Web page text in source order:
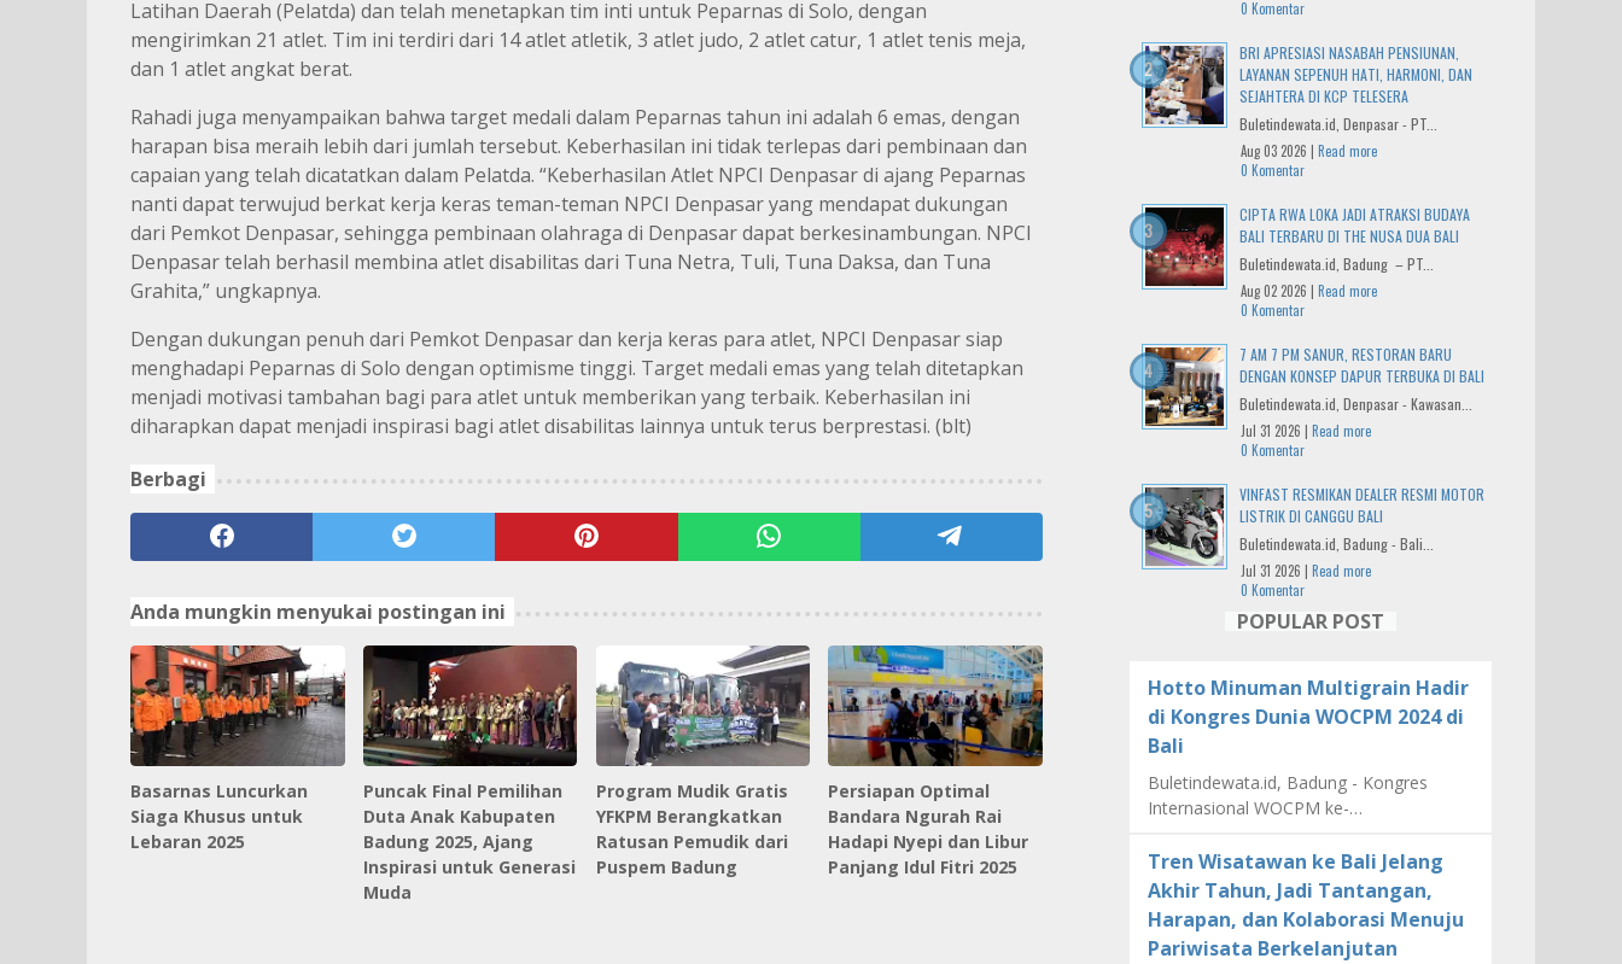
Latihan Daerah (Pelatda) dan telah menetapkan tim inti untuk Peparnas di Solo, dengan
mengirimkan 21 atlet. Tim ini terdiri dari 14 atlet atletik, 3 atlet judo, 2 atlet catur, 1 atlet tenis meja,
dan 1 atlet angkat berat.
Rahadi juga menyampaikan bahwa target medali dalam Peparnas tahun ini adalah 6 emas, dengan
harapan bisa meraih lebih dari jumlah tersebut. Keberhasilan ini tidak terlepas dari pembinaan dan
capaian yang telah dicatatkan dalam Pelatda. “Keberhasilan Atlet NPCI Denpasar di ajang Peparnas
nanti dapat terwujud berkat kerja keras teman-teman NPCI Denpasar yang mendapat dukungan
dari Pemkot Denpasar, sehingga pembinaan olahraga di Denpasar dapat berkesinambungan. NPCI
Denpasar telah berhasil membina atlet disabilitas dari Tuna Netra, Tuli, Tuna Daksa, dan Tuna
Grahita,” ungkapnya.
Dengan dukungan penuh dari Pemkot Denpasar dan kerja keras para atlet, NPCI Denpasar siap
menghadapi Peparnas di Solo dengan optimisme tinggi. Target medali emas yang telah ditetapkan
menjadi motivasi tambahan bagi para atlet untuk memberikan yang terbaik. Keberhasilan ini
diharapkan dapat menjadi inspirasi bagi atlet disabilitas lainnya untuk terus berprestasi. (blt)
Berbagi
Anda mungkin menyukai postingan ini
Basarnas Luncurkan
Siaga Khusus untuk
Lebaran 2025
Puncak Final Pemilihan
Duta Anak Kabupaten
Badung 2025, Ajang
Inspirasi untuk Generasi
Muda
Program Mudik Gratis
YFKPM Berangkatkan
Ratusan Pemudik dari
Puspem Badung
Persiapan Optimal
Bandara Ngurah Rai
Hadapi Nyepi dan Libur
Panjang Idul Fitri 2025
0 Komentar
BRI APRESIASI NASABAH PENSIUNAN,
LAYANAN SEPENUH HATI, HARMONI, DAN
SEJAHTERA DI KCP TELESERA
Buletindewata.id, Denpasar - PT...
Aug 03 2026 | Read more
0 Komentar
CIPTA RWA LOKA JADI ATRAKSI BUDAYA
BALI TERBARU DI THE NUSA DUA BALI
Buletindewata.id, Badung – PT...
Aug 02 2026 | Read more
0 Komentar
7 AM 7 PM SANUR, RESTORAN BARU
DENGAN KONSEP DAPUR TERBUKA DI BALI
Buletindewata.id, Denpasar - Kawasan...
Jul 31 2026 | Read more
0 Komentar
VINFAST RESMIKAN DEALER RESMI MOTOR
LISTRIK DI CANGGU BALI
Buletindewata.id, Badung - Bali...
Jul 31 2026 | Read more
0 Komentar
POPULAR POST
Hotto Minuman Multigrain Hadir
di Kongres Dunia WOCPM 2024 di
Bali
Buletindewata.id, Badung - Kongres
Internasional WOCPM ke-…
Tren Wisatawan ke Bali Jelang
Akhir Tahun, Jadi Tantangan,
Harapan, dan Kolaborasi Menuju
Pariwisata Berkelanjutan